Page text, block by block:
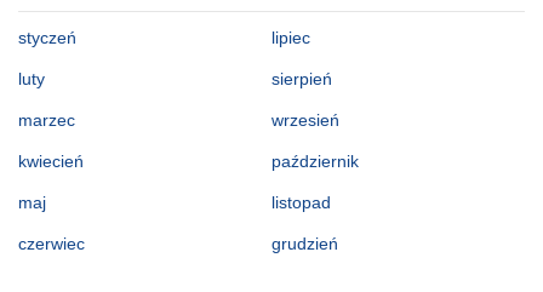
styczeń
luty
marzec
kwiecień
maj
czerwiec
lipiec
sierpień
wrzesień
październik
listopad
grudzień